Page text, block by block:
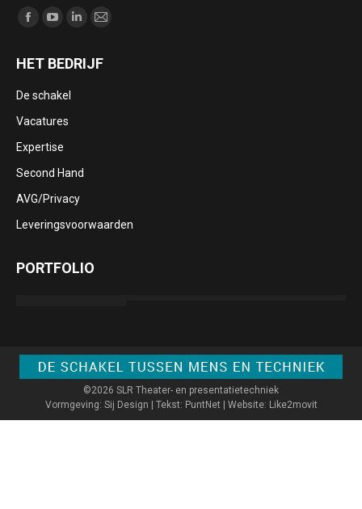
Vind ons op:
Facebook
opens
YouTube
opens
in
Linkedin
opens
Mail
opens
HET BEDRIJF
De schakel
Vacatures
Expertise
Second Hand
AVG/Privacy
Leveringsvoorwaarden
PORTFOLIO
©2026 SLR Theater- en presentatietechniek
Vormgeving: Sij Design | Tekst: PuntNet | Website: Like2movit